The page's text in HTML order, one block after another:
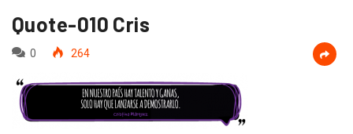
Quote-010 Cris
0 264